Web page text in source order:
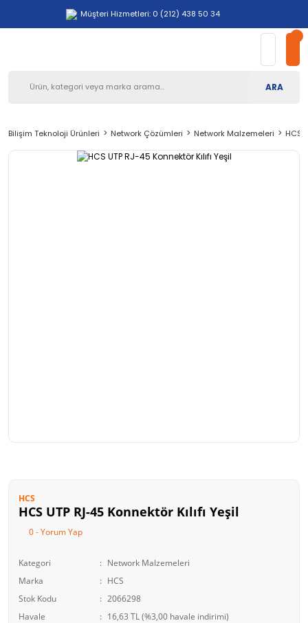
Müşteri Hizmetleri: 0 (212) 438 50 34
ARA
Bilişim Teknoloji Ürünleri Network Çözümleri Network Malzemeleri HCS
HCS
HCS UTP RJ-45 Konnektör Kılıfı Yeşil
0 - Yorum Yap
Kategori
Network Malzemeleri
Marka
HCS
Stok Kodu
2066298
Havale
16,63 TL (%3,00 havale indirimi)